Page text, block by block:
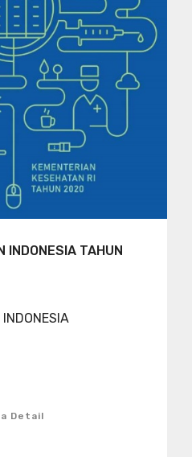
INDONESIA TAHUN
INDONESIA
Detail